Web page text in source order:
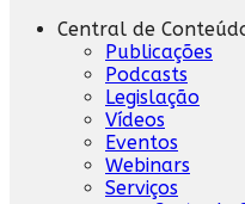
Central de
Publicações
Podcasts
Legislação
Vídeos
Eventos
Webinars
Serviços